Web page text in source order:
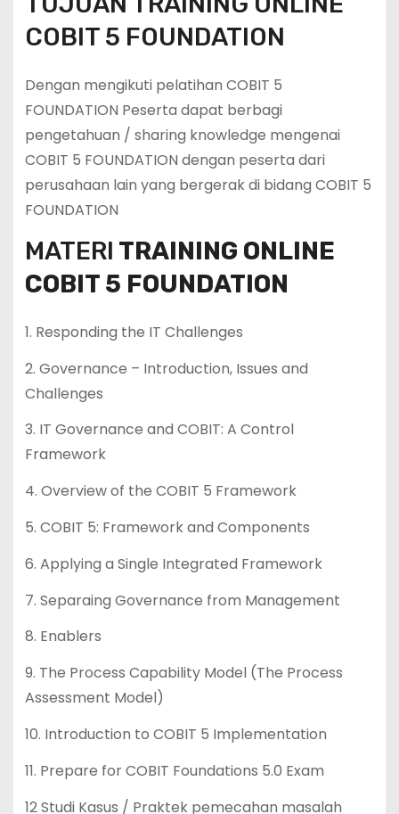
COBIT 5 FOUNDATION
Dengan mengikuti pelatihan COBIT 5
FOUNDATION Peserta dapat berbagi
pengetahuan / sharing knowledge mengenai
COBIT 5 FOUNDATION dengan peserta dari
perusahaan lain yang bergerak di bidang COBIT 5
FOUNDATION
MATERI TRAINING ONLINE
COBIT 5 FOUNDATION
1. Responding the IT Challenges
2. Governance – Introduction, Issues and
Challenges
3. IT Governance and COBIT: A Control
Framework
4. Overview of the COBIT 5 Framework
5. COBIT 5: Framework and Components
6. Applying a Single Integrated Framework
7. Separaing Governance from Management
8. Enablers
9. The Process Capability Model (The Process
Assessment Model)
10. Introduction to COBIT 5 Implementation
11. Prepare for COBIT Foundations 5.0 Exam
12 Studi Kasus / Praktek pemecahan masalah